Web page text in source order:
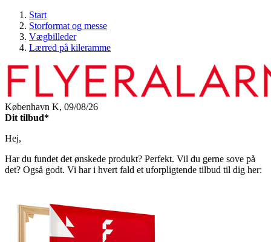
Start
Storformat og messe
Vægbilleder
Lærred på kileramme
København K, 09/08/26
Dit tilbud*
Hej,
Har du fundet det ønskede produkt? Perfekt. Vil du gerne sove på
det? Også godt. Vi har i hvert fald et uforpligtende tilbud til dig her: